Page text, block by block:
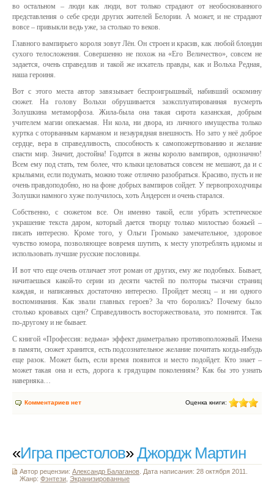
во остальном – люди как люди, вот только страдают от необоснованного
представления о себе среди других жителей Белории. А может, и не страдают
вовсе – привыкли ведь уже, за столько то веков.
Главного вампирьего короля зовут Лён. Он строен и красив, как любой блондин
сухого телосложения. Совершенно не похож на «Его Величество», совсем не
задается, очень справедлив и такой же искатель правды, как и Вольха Редная,
наша героиня.
Вот с этого места автор завязывает беспроигрышный, набивший оскомину
сюжет. На голову Вольхи обрушивается заэксплуатированная вусмерть
Золушкина метаморфоза. Жила-была она такая сирота казанская, добрым
учителем магии опекаемая. Ни кола, ни двора, из личного имущества только
куртка с оторванным карманом и незаурядная внешность. Но зато у неё доброе
сердце, вера в справедливость, способность к самопожертвованию и желание
спасти мир. Значит, достойна! Годится в жены королю вампиров, однозначно!
Всем ему под стать, тем более, что клыки целоваться совсем не мешают, да и с
крыльями, если подумать, можно тоже отлично разобраться. Красиво, пусть и не
очень правдоподобно, но на фоне добрых вампиров сойдет. У первопроходчицы
Золушки намного хуже получилось, хоть Андерсен и очень старался.
Собственно, с сюжетом все. Он именно такой, если убрать эстетическое
украшение текста даром, который дается творцу только милостью божьей –
писать интересно. Кроме того, у Ольги Громыко замечательное, здоровое
чувство юмора, позволяющее вовремя шутить, к месту употреблять идиомы и
использовать лучшие русские пословицы.
И вот что еще очень отличает этот роман от других, ему же подобных. Бывает,
начитаешься какой-то серии из десяти частей по полторы тысячи страниц
каждая, и написанных достаточно интересно. Пройдет месяц – и ни одного
воспоминания. Как звали главных героев? За что боролись? Почему было
столько кровавых сцен? Справедливость восторжествовала, это помнится. Так
по-другому и не бывает.
С книгой «Профессия: ведьма» эффект диаметрально противоположный. Имена
в памяти, сюжет хранится, есть подсознательное желание почитать когда-нибудь
еще разок. Может быть, если время появится и место подойдет. Кто знает –
может такая она и есть, дорога к грядущим поколениям? Как бы это узнать
наверняка…
Комментариев нет Оценка книги:
«Игра престолов»Джордж Мартин
Автор рецензии: Александр Балаганов . Дата написания: 28 октября 2011.
Жанр: Фэнтези Экранизированные